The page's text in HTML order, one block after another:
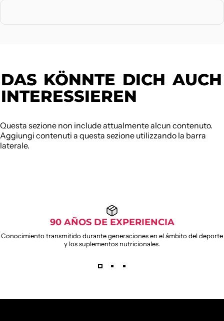
DAS KÖNNTE DICH AUCH
INTERESSIEREN
Questa sezione non include attualmente alcun contenuto.
Aggiungi contenuti a questa sezione utilizzando la barra
laterale.
90 AÑOS DE EXPERIENCIA
Conocimiento transmitido durante generaciones en el ámbito del deporte
y los suplementos nutricionales.